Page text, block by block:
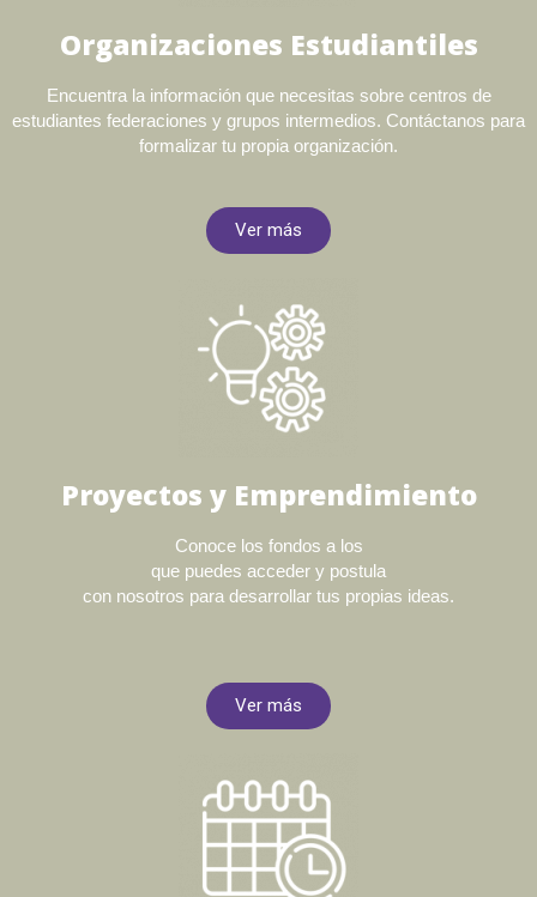
Organizaciones Estudiantiles
Encuentra la información que necesitas sobre centros de
estudiantes federaciones y grupos intermedios. Contáctanos para
formalizar tu propia organización.
Ver más
Proyectos y Emprendimiento
Conoce los fondos a los
que puedes acceder y postula
con nosotros para desarrollar tus propias ideas.
Ver más